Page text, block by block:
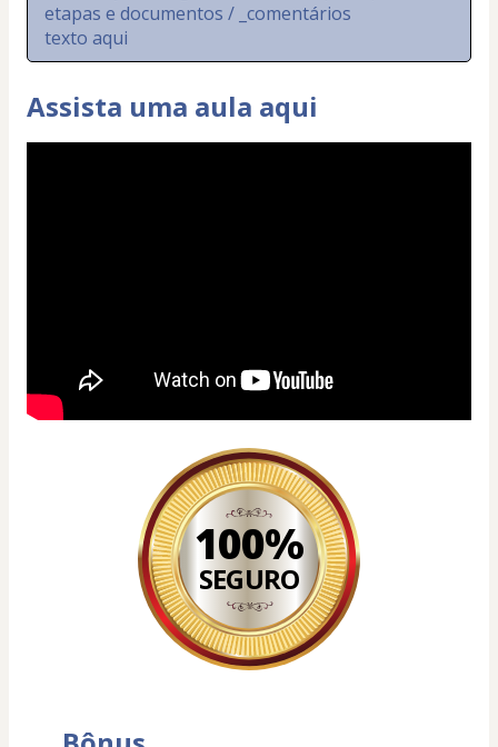
etapas e documentos / _comentários
texto aqui
Assista uma aula aqui
100%
SEGURO